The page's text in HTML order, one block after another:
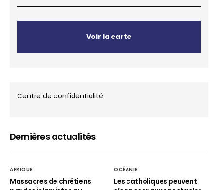
Voir la carte
Centre de confidentialité
Dernières actualités
AFRIQUE
Massacres de chrétiens
OCÉANIE
Les catholiques peuvent